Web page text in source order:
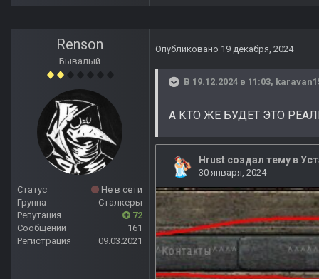
Renson
Бывалый
Статус
Не в сети
Группа
Сталкеры
Репутация
72
Сообщений
161
Регистрация
09.03.2021
Опубликовано 19 декабря, 2024
В 19.12.2024 в 11:03,
А КТО ЖЕ БУДЕТ ЭТО